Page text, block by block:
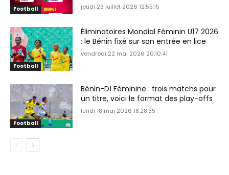
Football jeudi 23 juillet 2026 12:55:15
Football
Éliminatoires Mondial Féminin U17 2026
: le Bénin fixé sur son entrée en lice
vendredi 22 mai 2026 20:10:41
Football
Bénin-D1 Féminine : trois matchs pour
un titre, voici le format des play-offs
lundi 18 mai 2026 18:28:55